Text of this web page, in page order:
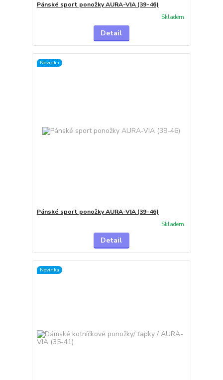
Pánské sport ponožky AURA-VIA (39-46)
Skladem
Detail
Novinka
Pánské sport ponožky AURA-VIA (39-46)
Skladem
Detail
Novinka